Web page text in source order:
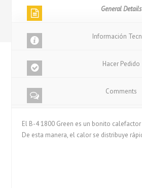
General Details
Información
Hacer Pedido
Comments
El B-4 1800 Green es un bonito
De esta manera, el calor se distribuye